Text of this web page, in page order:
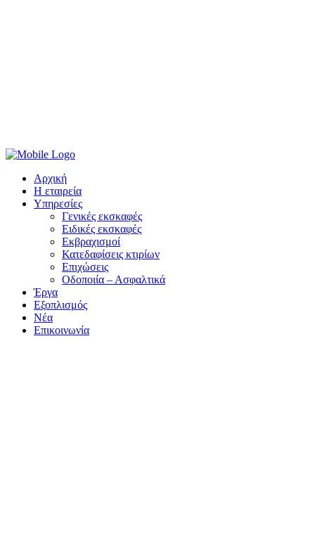
Αρχική
Η εταιρεία
Υπηρεσίες
Γενικές εκσκαφές
Ειδικές εκσκαφές
Εκβραχισμοί
Κατεδαφίσεις κτιρίων
Επιχώσεις
Οδοποιία – Ασφαλτικά
Έργα
Εξοπλισμός
Νέα
Επικοινωνία